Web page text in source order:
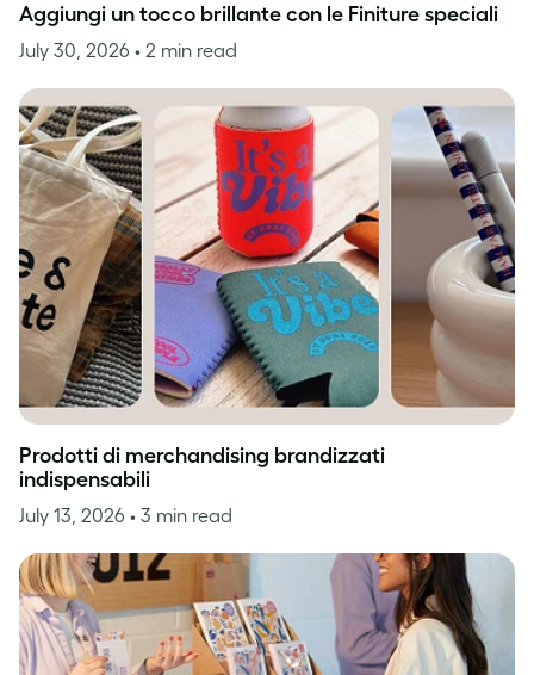
Aggiungi un tocco brillante con le Finiture speciali
July 30, 2026 • 2 min read
Prodotti di merchandising brandizzati
indispensabili
July 13, 2026 • 3 min read